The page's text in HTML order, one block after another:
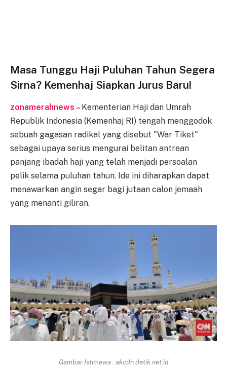
Masa Tunggu Haji Puluhan Tahun Segera
Sirna? Kemenhaj Siapkan Jurus Baru!
zonamerahnews – Kementerian Haji dan Umrah
Republik Indonesia (Kemenhaj RI) tengah menggodok
sebuah gagasan radikal yang disebut "War Tiket"
sebagai upaya serius mengurai belitan antrean
panjang ibadah haji yang telah menjadi persoalan
pelik selama puluhan tahun. Ide ini diharapkan dapat
menawarkan angin segar bagi jutaan calon jemaah
yang menanti giliran.
Gambar Istimewa : akcdn.detik.net.id